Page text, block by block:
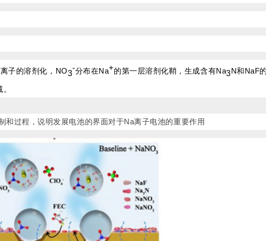
子的溶剂化，NO3
-分布在Na+的第一层溶剂化鞘，生成含有Na3N和NaF
和过程，说明发展电池的界面对于Na离子电池的重要作用